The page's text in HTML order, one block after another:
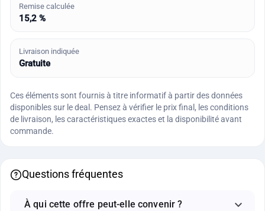
Remise calculée
15,2 %
Livraison indiquée
Gratuite
Ces éléments sont fournis à titre informatif à partir des données
disponibles sur le deal. Pensez à vérifier le prix final, les conditions
de livraison, les caractéristiques exactes et la disponibilité avant
commande.
Questions fréquentes
À qui cette offre peut-elle convenir ?